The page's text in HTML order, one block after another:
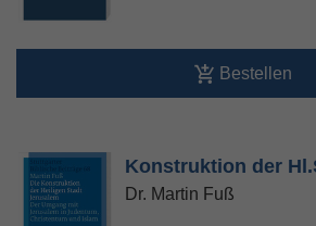
Bestellen
Konstruktion der
Dr. Martin Fuß